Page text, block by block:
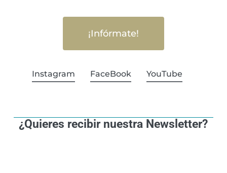
¡Infórmate!
Instagram FaceBook YouTube
¿Quieres recibir nuestra Newsletter?